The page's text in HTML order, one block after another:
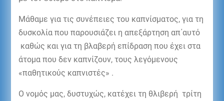
Μάθαμε για τις συνέπειες του καπνίσματος, για τη
δυσκολία που παρουσιάζει η απεξάρτηση απ΄αυτό
καθώς και για τη βλαβερή επίδραση που έχει στα
άτομα που δεν καπνίζουν, τους λεγόμενους
«παθητικούς καπνιστές» .
Ο νομός μας, δυστυχώς, κατέχει τη θλιβερή τρίτη